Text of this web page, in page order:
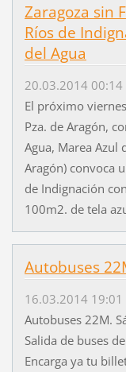
Zaragoza sin
Ríos de
del Agua
20.03.2014 00:14
El próximo
Pza. de Aragón,
Agua, Marea Azul
Aragón) convoca
de Indignación
100m2. de tela
Autobuses
16.03.2014 19:01
Autobuses 22M.
Salida de buses
Encarga ya tu